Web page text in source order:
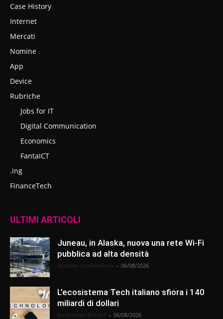
Case History
Internet
Mercati
Nomine
App
Device
Rubriche
Jobs for IT
Digital Communication
Economics
FantaICT
.ing
FinanceTech
ULTIMI ARTICOLI
Juneau, in Alaska, nuova una rete Wi-Fi
pubblica ad alta densità
- 06/08/2026
L’ecosistema Tech italiano sfiora i 140
miliardi di dollari
- 06/08/2026